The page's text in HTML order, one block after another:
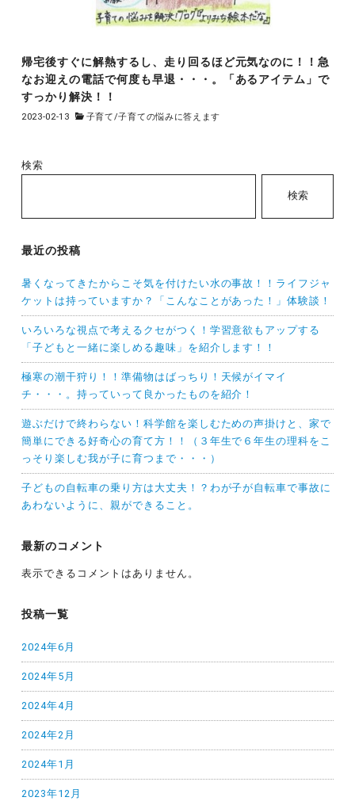
帰宅後すぐに解熱するし、走り回るほど元気なのに！！急
なお迎えの電話で何度も早退・・・。「あるアイテム」で
すっかり解決！！
2023-02-13 子育て/子育ての悩みに答えます
検索
検索
最近の投稿
暑くなってきたからこそ気を付けたい水の事故！！ライフジャ
ケットは持っていますか？「こんなことがあった！」体験談！
いろいろな視点で考えるクセがつく！学習意欲もアップする
「子どもと一緒に楽しめる趣味」を紹介します！！
極寒の潮干狩り！！準備物はばっちり！天候がイマイ
チ・・・。持っていって良かったものを紹介！
遊ぶだけで終わらない！科学館を楽しむための声掛けと、家で
簡単にできる好奇心の育て方！！（３年生で６年生の理科をこ
っそり楽しむ我が子に育つまで・・・）
子どもの自転車の乗り方は大丈夫！？わが子が自転車で事故に
あわないように、親ができること。
最新のコメント
表示できるコメントはありません。
投稿一覧
2024年6月
2024年5月
2024年4月
2024年2月
2024年1月
2023年12月